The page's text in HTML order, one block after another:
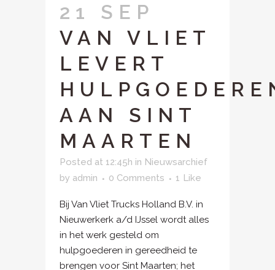
21 SEP
VAN VLIET
LEVERT
AAN SINT
MAARTEN
Posted at 12:45h in Nieuwsarchief
by admin 0 Comments 1 Like
Bij Van Vliet Trucks Holland B.V. in
Nieuwerkerk a/d IJssel wordt alles
in het werk gesteld om
hulpgoederen in gereedheid te
brengen voor Sint Maarten; het